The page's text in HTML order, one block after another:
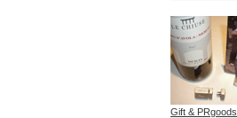
Gift & PRgoods